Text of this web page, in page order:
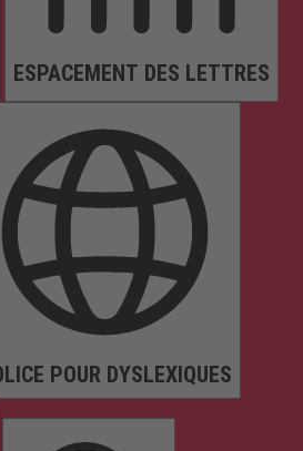
ESPACEMENT DES LETTRES
POUR DYSLEXIQUES